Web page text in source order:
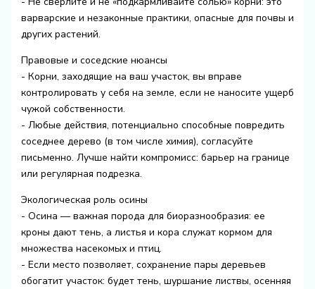
варварские и незаконные практики, опасные для почвы и
других растений.
Правовые и соседские нюансы
- Корни, заходящие на ваш участок, вы вправе
контролировать у себя на земле, если не наносите ущерб
чужой собственности.
- Любые действия, потенциально способные повредить
соседнее дерево (в том числе химия), согласуйте
письменно. Лучше найти компромисс: барьер на границе
или регулярная подрезка.
Экологическая роль осины
- Осина — важная порода для биоразнообразия: ее
кроны дают тень, а листья и кора служат кормом для
множества насекомых и птиц.
- Если место позволяет, сохранение пары деревьев
обогатит участок: будет тень, шуршание листвы, осенняя